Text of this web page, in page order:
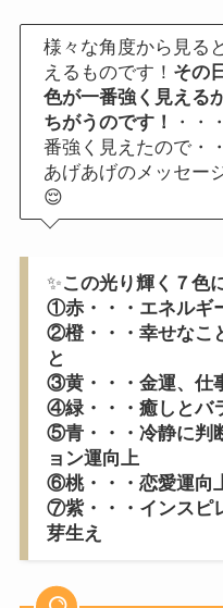
様々な角度から見る
えるものです！ その
色が一番強く見える
ちがうのです！
・・
番強く見えたので・
あげあげのメッセー
😌
✨この光り輝く７色
①赤・・・エネルギ
②橙・・・幸せなこ
と
③黄・・・金運、仕
④緑・・・癒しとバ
⑤青・・・冷静に判
ョン運向上
⑥桃・・・恋愛運向
⑦紫・・・インスピ
芽生え